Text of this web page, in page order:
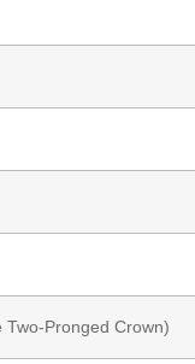
Pronged Crown)